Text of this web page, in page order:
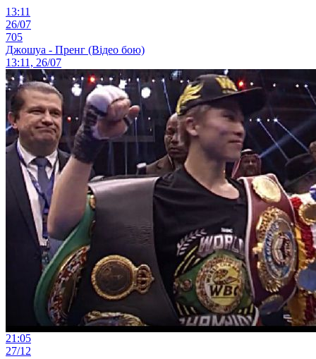
13:11
26/07
705
Джошуа - Пренг (Відео бою)
13:11, 26/07
21:05
27/12